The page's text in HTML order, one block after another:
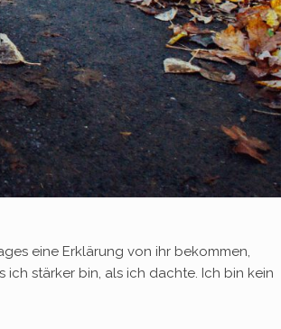
eine Erklärung von ihr bekommen,
stärker bin, als ich dachte. Ich bin kein